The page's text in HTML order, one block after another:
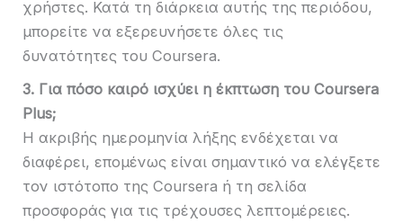
χρήστες. Κατά τη διάρκεια αυτής της περιόδου,
μπορείτε να εξερευνήσετε όλες τις
δυνατότητες του Coursera.
3. Για πόσο καιρό ισχύει η έκπτωση του Coursera
Plus;
Η ακριβής ημερομηνία λήξης ενδέχεται να
διαφέρει, επομένως είναι σημαντικό να ελέγξετε
τον ιστότοπο της Coursera ή τη σελίδα
προσφοράς για τις τρέχουσες λεπτομέρειες.